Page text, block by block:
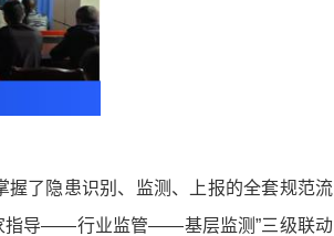
握了隐患识别、监测、上报的全套规范流
家指导——行业监管——基层监测”三级联动